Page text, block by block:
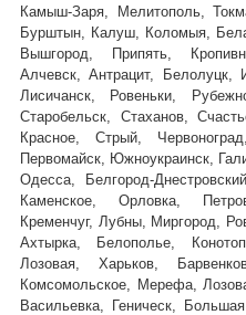
Камыш-Заря, Мелитополь,
Бурштын, Калуш, Коломыя,
Вышгород, Припять,
Алчевск, Антрацит, Белолуцк,
Лисичанск, Ровеньки,
Старобельск, Стаханов,
Красное, Стрый,
Первомайск, Южноукраинск,
Одесса, Белгород-
Каменское, Орловка,
Кременчуг, Лубны, Миргород,
Ахтырка, Белополье,
Лозовая, Харьков,
Комсомольское, Мерефа,
Васильевка, Геническ,